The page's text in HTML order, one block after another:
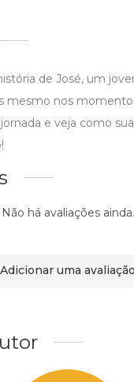
de José, um
mesmo nos
e veja como
Não há avaliações ainda.
Adicionar uma avaliação